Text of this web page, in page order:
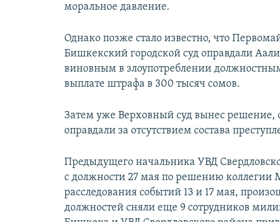
моральное давление.
Однако позже стало известно, что
Бишкекский городской суд оправдали
виновным в злоупотреблении
выплате штрафа в 300 тысяч сомов.
Затем уже Верховный суд вынес решение,
оправдали за отсутствием состава
Предыдущего начальника УВД
с должности 27 мая по решению коллегии
расследования событий 13 и 17 мая,
должностей сняли еще 9 сотрудников